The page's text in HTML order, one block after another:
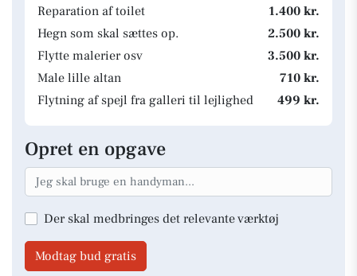
Reparation af toilet
1.400 kr.
Hegn som skal sættes op.
2.500 kr.
Flytte malerier osv
3.500 kr.
Male lille altan
710 kr.
Flytning af spejl fra galleri til lejlighed
499 kr.
Opret en opgave
Der skal medbringes det relevante værktøj
Modtag bud gratis